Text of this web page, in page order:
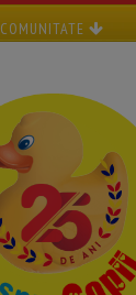
COMUNITATE